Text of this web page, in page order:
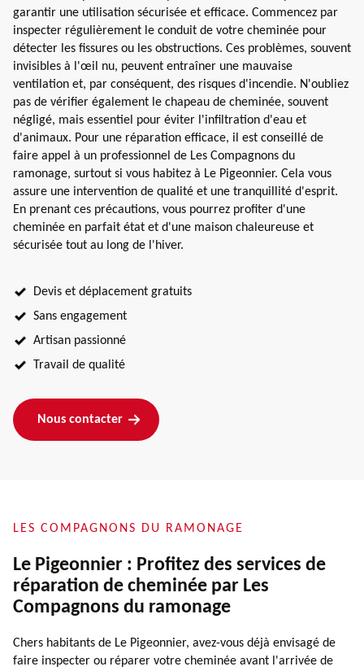
garantir une utilisation sécurisée et efficace. Commencez par
inspecter régulièrement le conduit de votre cheminée pour
détecter les fissures ou les obstructions. Ces problèmes, souvent
invisibles à l'œil nu, peuvent entraîner une mauvaise
ventilation et, par conséquent, des risques d'incendie. N'oubliez
pas de vérifier également le chapeau de cheminée, souvent
négligé, mais essentiel pour éviter l'infiltration d'eau et
d'animaux. Pour une réparation efficace, il est conseillé de
faire appel à un professionnel de Les Compagnons du
ramonage, surtout si vous habitez à Le Pigeonnier. Cela vous
assure une intervention de qualité et une tranquillité d'esprit.
En prenant ces précautions, vous pourrez profiter d'une
cheminée en parfait état et d'une maison chaleureuse et
sécurisée tout au long de l'hiver.
Devis et déplacement gratuits
Sans engagement
Artisan passionné
Travail de qualité
Nous contacter
LES COMPAGNONS DU RAMONAGE
Le Pigeonnier : Profitez des services de
réparation de cheminée par Les
Compagnons du ramonage
Chers habitants de Le Pigeonnier, avez-vous déjà envisagé de
faire inspecter ou réparer votre cheminée avant l'arrivée de